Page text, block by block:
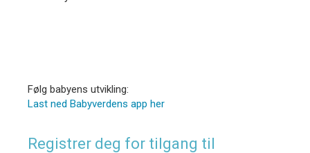
Følg babyens utvikling:
Last ned Babyverdens app her
Registrer deg for tilgang til